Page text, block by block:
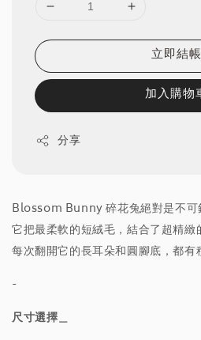
立即結帳
加入購物
分享
Blossom Bunny 碎花兔絕對是不可
它把最柔軟的短絨毛，結合了超精緻
每次翻開它的長耳朵和圓腳底，都有
-
尺寸選擇＿